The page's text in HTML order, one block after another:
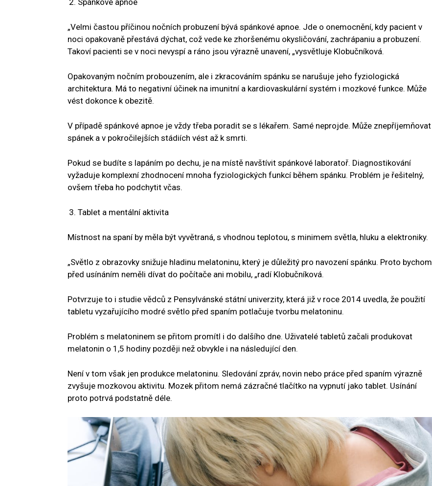
Spánkové apnoe
„Velmi častou příčinou nočních probuzení bývá spánkové apnoe. Jde o onemocnění, kdy pacient v
noci opakovaně přestává dýchat, což vede ke zhoršenému okysličování, zachrápaniu a probuzení.
Takoví pacienti se v noci nevyspí a ráno jsou výrazně unavení, „vysvětluje Klobučníková.
Opakovaným nočním probouzením, ale i zkracováním spánku se narušuje jeho fyziologická
architektura. Má to negativní účinek na imunitní a kardiovaskulární systém i mozkové funkce. Může
vést dokonce k obezitě.
V případě spánkové apnoe je vždy třeba poradit se s lékařem. Samé neprojde. Může znepříjemňovat
spánek a v pokročilejších stádiích vést až k smrti.
Pokud se budíte s lapáním po dechu, je na místě navštívit spánkové laboratoř. Diagnostikování
vyžaduje komplexní zhodnocení mnoha fyziologických funkcí během spánku. Problém je řešitelný,
ovšem třeba ho podchytit včas.
Tablet a mentální aktivita
Místnost na spaní by měla být vyvětraná, s vhodnou teplotou, s minimem světla, hluku a elektroniky.
„Světlo z obrazovky snižuje hladinu melatoninu, který je důležitý pro navození spánku. Proto bychom
před usínáním neměli dívat do počítače ani mobilu, „radí Klobučníková.
Potvrzuje to i studie vědců z Pensylvánské státní univerzity, která již v roce 2014 uvedla, že použití
tabletu vyzařujícího modré světlo před spaním potlačuje tvorbu melatoninu.
Problém s melatoninem se přitom promítl i do dalšího dne. Uživatelé tabletů začali produkovat
melatonin o 1,5 hodiny později než obvykle i na následující den.
Není v tom však jen produkce melatoninu. Sledování zpráv, novin nebo práce před spaním výrazně
zvyšuje mozkovou aktivitu. Mozek přitom nemá zázračné tlačítko na vypnutí jako tablet. Usínání
proto potrvá podstatně déle.